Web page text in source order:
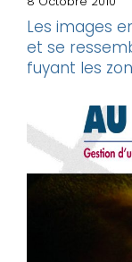
Les images
et se
fuyant les